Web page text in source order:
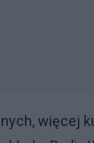
więcej